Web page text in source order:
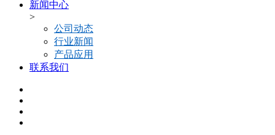
新闻中心
>
公司动态
行业新闻
产品应用
联系我们